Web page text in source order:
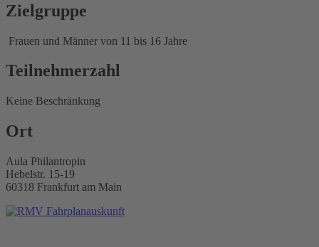
Zielgruppe
Frauen und Männer von 11 bis 16 Jahre
Teilnehmerzahl
Keine Beschränkung
Ort
Aula Philantropin
Hebelstr. 15-19
60318 Frankfurt am Main